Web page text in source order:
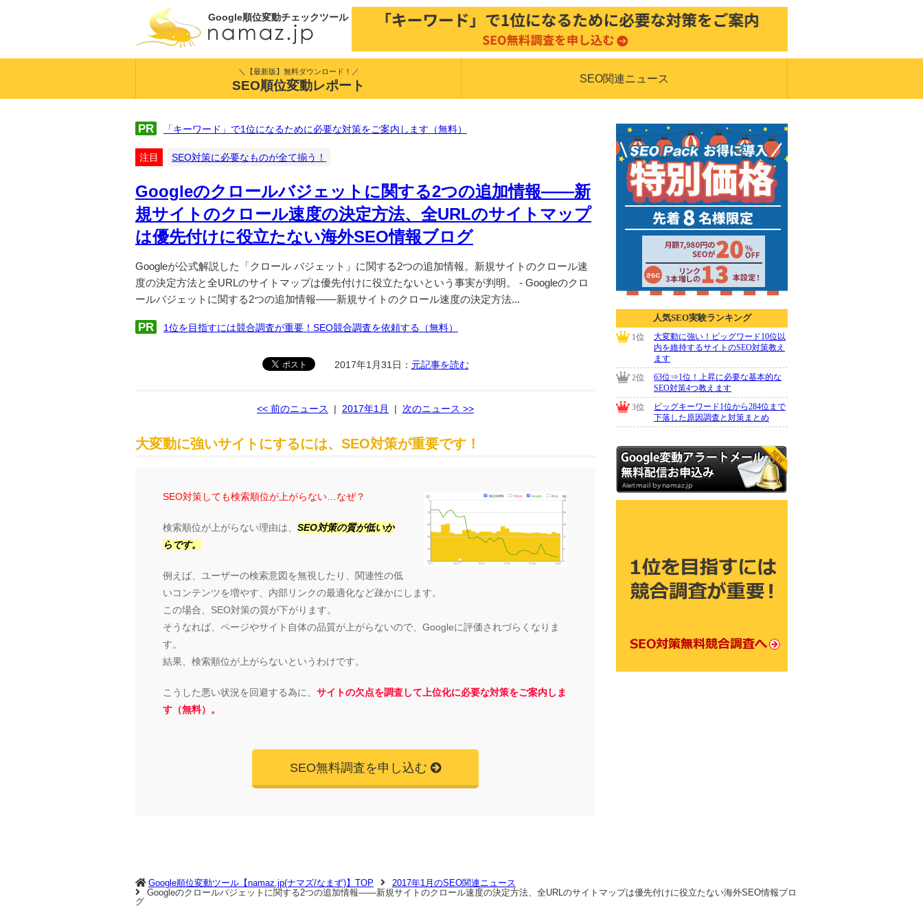
Google順位変動チェックツール
＼【最新版】無料ダウンロード！／
SEO順位変動レポート SEO関連ニュース
PR 「キーワード」で1位になるために必要な対策をご案内します（無料）
注目 SEO対策に必要なものが全て揃う！
Googleのクロールバジェットに関する2つの追加情報――新
規サイトのクロール速度の決定方法、全URLのサイトマップ
は優先付けに役立たない海外SEO情報ブログ
Googleが公式解説した「クロール バジェット」に関する2つの追加情報。新規サイトのクロール速
度の決定方法と全URLのサイトマップは優先付けに役立たないという事実が判明。 - Googleのクロ
ールバジェットに関する2つの追加情報――新規サイトのクロール速度の決定方法...
PR 1位を目指すには競合調査が重要！SEO競合調査を依頼する（無料）
2017年1月31日： 元記事を読む
<< 前のニュース | 2017年1月 | 次のニュース >>
大変動に強いサイトにするには、SEO対策が重要です！
SEO対策しても検索順位が上がらない…なぜ？
検索順位が上がらない理由は、 SEO対策の質が低いか
らです。
例えば、ユーザーの検索意図を無視したり、関連性の低
いコンテンツを増やす、内部リンクの最適化など疎かにします。
この場合、SEO対策の質が下がります。
そうなれば、ページやサイト自体の品質が上がらないので、Googleに評価されづらくなりま
す。
結果、検索順位が上がらないというわけです。
こうした悪い状況を回避する為に、 サイトの欠点を調査して上位化に必要な対策をご案内しま
す（無料）。
SEO無料調査を申し込む
Google順位変動ツール【namaz.jp(ナマズ/なまず)】TOP
2017年1月のSEO関連ニュース
Googleのクロールバジェットに関する2つの追加情報――新規サイトのクロール速度の決定方法、全URLのサイトマップは優先付けに役立たない海外SEO情報ブロ
グ